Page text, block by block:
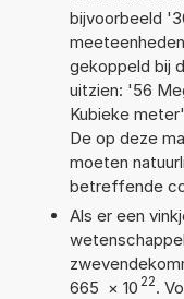
bijvoorbeeld
gekoppeld bij
uitzien: '56
Kubieke
De op deze
moeten
betreffende
Als er een
665 × 10 22.